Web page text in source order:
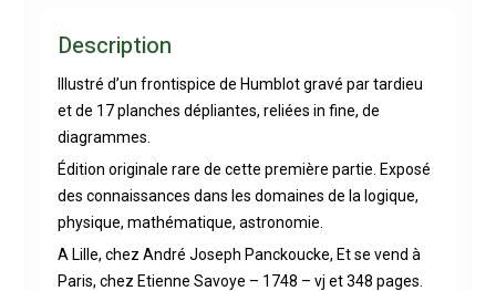
Description
Illustré d’un frontispice de Humblot gravé par tardieu
et de 17 planches dépliantes, reliées in fine, de
diagrammes.
Édition originale rare de cette première partie. Exposé
des connaissances dans les domaines de la logique,
physique, mathématique, astronomie.
A Lille, chez André Joseph Panckoucke, Et se vend à
Paris, chez Etienne Savoye – 1748 – vj et 348 pages.